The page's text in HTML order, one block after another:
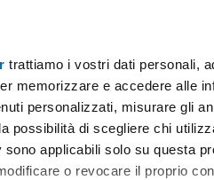
trattiamo i vostri dati personali,
memorizzare e accedere alle
personalizzati, misurare gli
possibilità di scegliere chi
applicabili solo su questa
o revocare il proprio
Prezzo Superficie
parco dei medici Roma